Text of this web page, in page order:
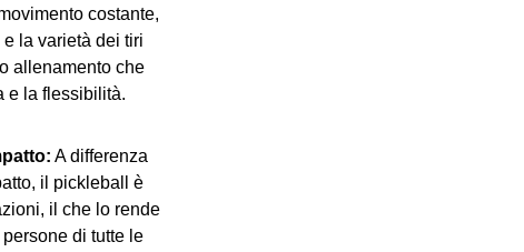
costante,
la varietà dei tiri
allenamento che
e la flessibilità.
A differenza
il pickleball è
il che lo rende
di tutte le